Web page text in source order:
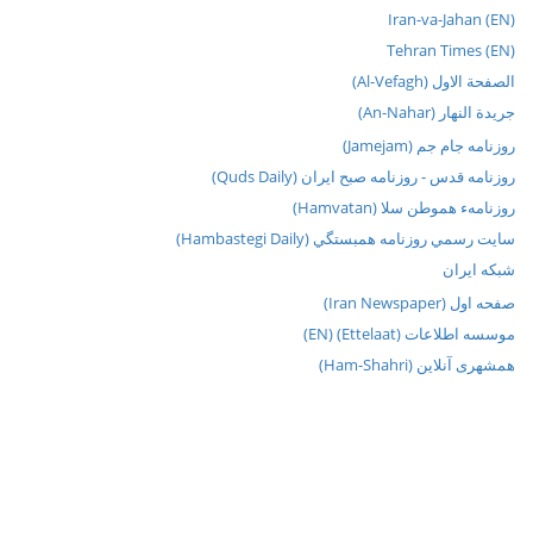
Iran-va-Jahan (EN)
Tehran Times (EN)
الصفحة الاول (Al-Vefagh)
جريدة النهار (An-Nahar)
روزنامه جام جم (Jamejam)
روزنامه قدس - روزنامه صبح ایران (Quds Daily)
روزنامهء هموطن سلا (Hamvatan)
سايت رسمي روزنامه همبستگي (Hambastegi Daily)
شبکه ايران
صفحه اول (Iran Newspaper)
موسسه اطلاعات (Ettelaat) (EN)
همشهری آنلاین (Ham-Shahri)